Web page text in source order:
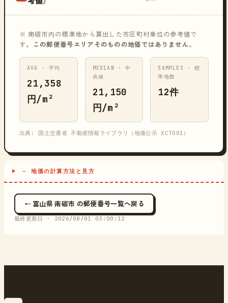
※ 南砺市内の標準地から算出した市区町村単位の参考値で
す。
この郵便番号エリアそのものの地価ではありません。
AVG · 平均
21,358
円/m²
MEDIAN · 中
央値
21,150
円/m²
SAMPLES · 標
準地数
12件
出典: 国土交通省 不動産情報ライブラリ（地価公示 XCT001）
─ 地価の計算方法と見方
← 富山県 南砺市 の郵便番号一覧へ戻る
最終更新日 · 2026/08/01 03:00:12